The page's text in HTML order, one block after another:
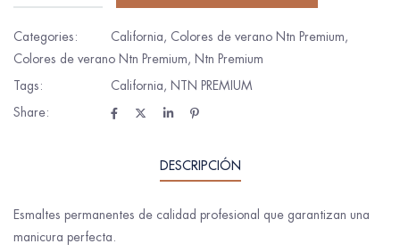
Categories: California, Colores de verano Ntn Premium,
Colores de verano Ntn Premium, Ntn Premium
Tags:
California, NTN PREMIUM
Share:
DESCRIPCIÓN
Esmaltes permanentes de calidad profesional que garantizan una
manicura perfecta.